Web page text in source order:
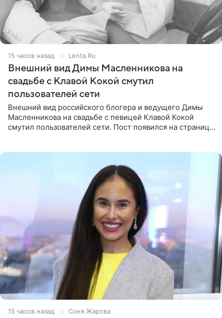
15 часов назад Lenta.Ru
Внешний вид Димы Масленникова на
свадьбе с Клавой Кокой смутил
пользователей сети
Внешний вид российского блогера и ведущего Димы
Масленникова на свадьбе с певицей Клавой Кокой
смутил пользователей сети. Пост появился на странице
15 часов назад Соня Жарова